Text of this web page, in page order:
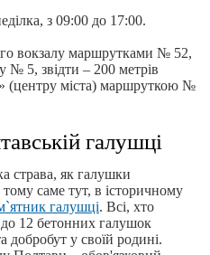
з 09:00 до 17:00.
вокзалу маршрутками № 52,
№ 5, звідти – 200 метрів
(центру міста) маршруткою №
галушці
страва, як галушки
саме тут, в історичному
галушці. Всі, хто
12 бетонних галушок
добробут у своїй родині.